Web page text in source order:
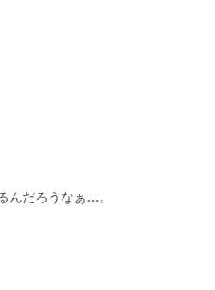
んだろうなぁ…。